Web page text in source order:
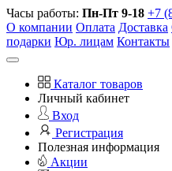
Часы работы: Пн-Пт 9-18 +7
О компании Оплата Доставка
подарки Юр. лицам Контакты
Каталог товаров
Личный кабинет
Вход
Регистрация
Полезная информация
Акции